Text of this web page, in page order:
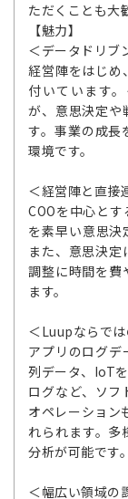
ただくことも大
【魅力】
＜データドリブ
経営陣をはじめ
付いています
が、意思決定や
す。事業の成長
環境です。
＜経営陣と直接
COOを中心と
を素早い意思決
また、意思決
調整に時間を費
ます。
＜Luupならで
アプリのログデ
列データ、IoT
ログなど、ソフ
オペレーション
れられます。多
分析が可能です。
＜幅広い領域の